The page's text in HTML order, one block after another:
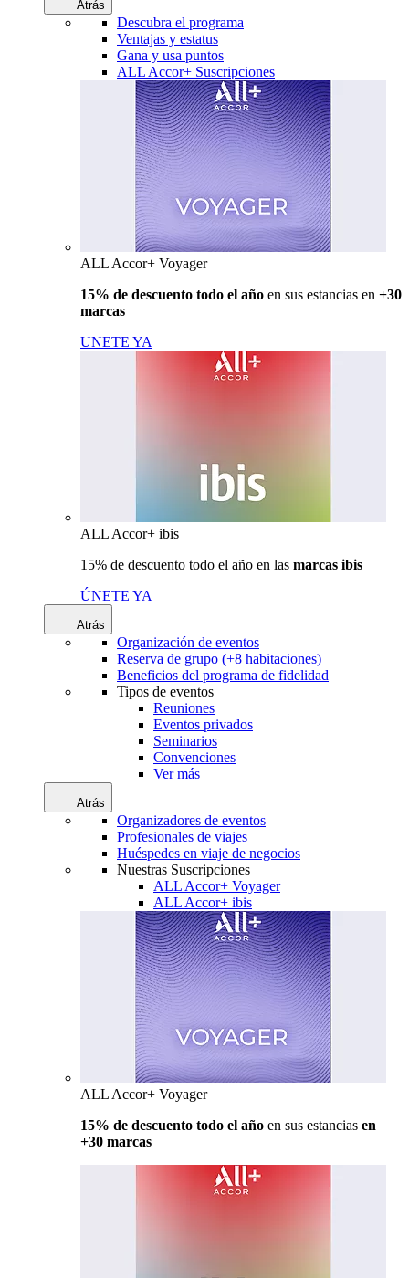
Atrás
Descubra el programa
Ventajas y estatus
Gana y usa puntos
ALL Accor+ Suscripciones
ALL Accor+ Voyager
15% de descuento todo el año en sus estancias en +30
marcas
UNETE YA
ALL Accor+ ibis
15% de descuento todo el año en las marcas ibis
ÚNETE YA
Atrás
Organización de eventos
Reserva de grupo (+8 habitaciones)
Beneficios del programa de fidelidad
Tipos de eventos
Reuniones
Eventos privados
Seminarios
Convenciones
Ver más
Atrás
Organizadores de eventos
Profesionales de viajes
Huéspedes en viaje de negocios
Nuestras Suscripciones
ALL Accor+ Voyager
ALL Accor+ ibis
ALL Accor+ Voyager
15% de descuento todo el año en sus estancias en
+30 marcas